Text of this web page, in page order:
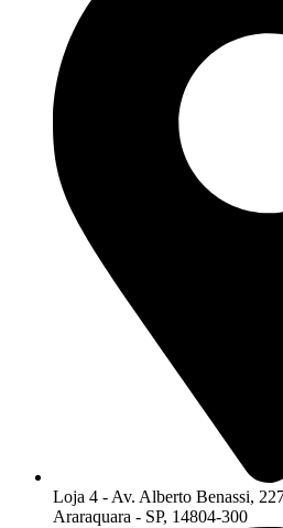
Loja 4 - Av. Alberto Benassi,
Araraquara - SP, 14804-300